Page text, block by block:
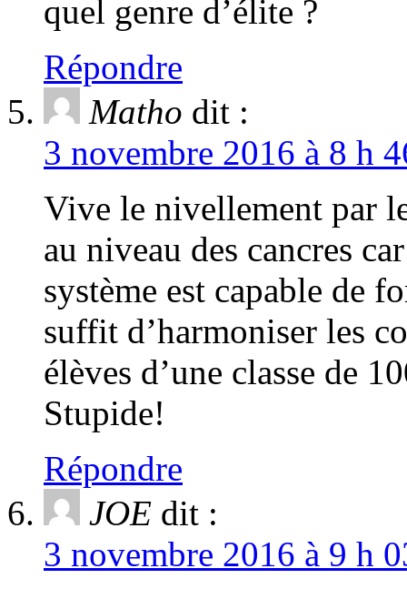
quel genre d’élite ?
Répondre
Matho dit :
3 novembre 2016 à 8 h
Vive le nivellement par
au niveau des cancres
système est capable de
suffit d’harmoniser les
élèves d’une classe de
Stupide!
Répondre
JOE dit :
3 novembre 2016 à 9 h